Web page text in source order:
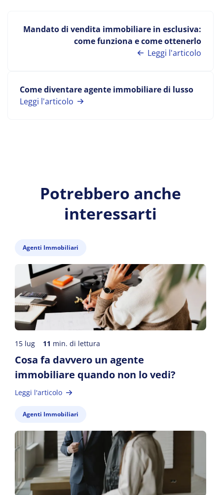
Mandato di vendita immobiliare in esclusiva:
come funziona e come ottenerlo
Leggi l'articolo
Come diventare agente immobiliare di lusso
Leggi l'articolo
Potrebbero anche
interessarti
Agenti Immobiliari
15 lug 11 min. di lettura
Cosa fa davvero un agente
immobiliare quando non lo vedi?
Leggi l'articolo
Agenti Immobiliari